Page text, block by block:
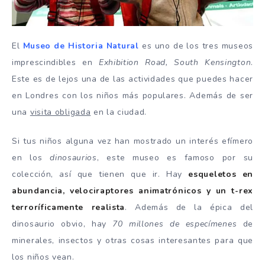
El Museo de Historia Natural es uno de los tres museos
imprescindibles en Exhibition Road, South Kensington.
Este es de lejos una de las actividades que puedes hacer
en Londres con los niños más populares. Además de ser
una visita obligada en la ciudad.
Si tus niños alguna vez han mostrado un interés efímero
en losdinosaurios, este museo es famoso por su
colección, así que tienen que ir. Hay esqueletos en
abundancia, velociraptores animatrónicos y un t-rex
terroríficamente realista. Además de la épica del
dinosaurio obvio, hay 70 millones de especímenes de
minerales, insectos y otras cosas interesantes para que
los niños vean.